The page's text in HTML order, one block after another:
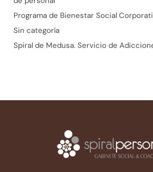
Programa de Bienestar Social
Sin categoría
Spiral de Medusa. Servicio de